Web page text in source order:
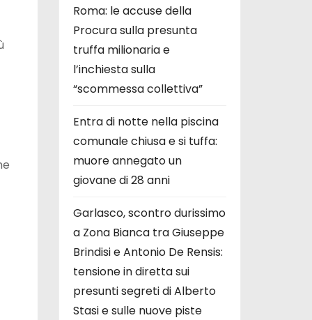
Roma: le accuse della
Procura sulla presunta
truffa milionaria e
l’inchiesta sulla
“scommessa collettiva”
Entra di notte nella piscina
comunale chiusa e si tuffa:
muore annegato un
giovane di 28 anni
Garlasco, scontro durissimo
a Zona Bianca tra Giuseppe
Brindisi e Antonio De Rensis:
tensione in diretta sui
presunti segreti di Alberto
Stasi e sulle nuove piste